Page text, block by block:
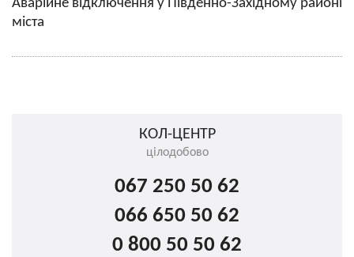
Аварійне відключення у Південно-Західному районі
міста
КОЛ-ЦЕНТР
цілодобово
067 250 50 62
066 650 50 62
0 800 50 50 62